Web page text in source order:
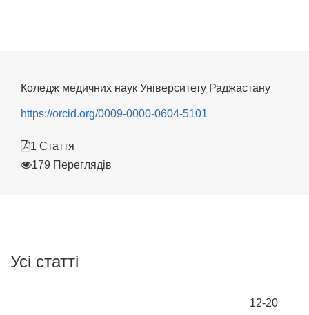
Коледж медичних наук Університету Раджастану
https://orcid.org/0009-0000-0604-5101
1 Стаття
179 Переглядів
Усі статті
12-20